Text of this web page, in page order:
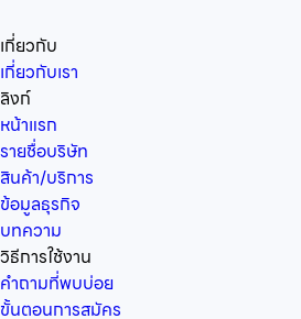
เกี่ยวกับ
เกี่ยวกับเรา
ลิงก์
หน้าแรก
รายชื่อบริษัท
สินค้า/บริการ
ข้อมูลธุรกิจ
บทความ
วิธีการใช้งาน
คำถามที่พบบ่อย
ขั้นตอนการสมัคร